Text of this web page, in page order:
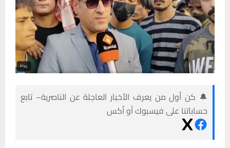
🔔 كن أول من يعرف الأخبار العاجلة عن الناصرية– تابع
حساباتنا على فيسبوك أو أكس